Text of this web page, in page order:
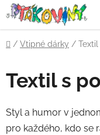
Přejít
na
obsah
Domů
/ Vtipné dárky /
Textil s
Styl a humor v
pro každého, kdo se